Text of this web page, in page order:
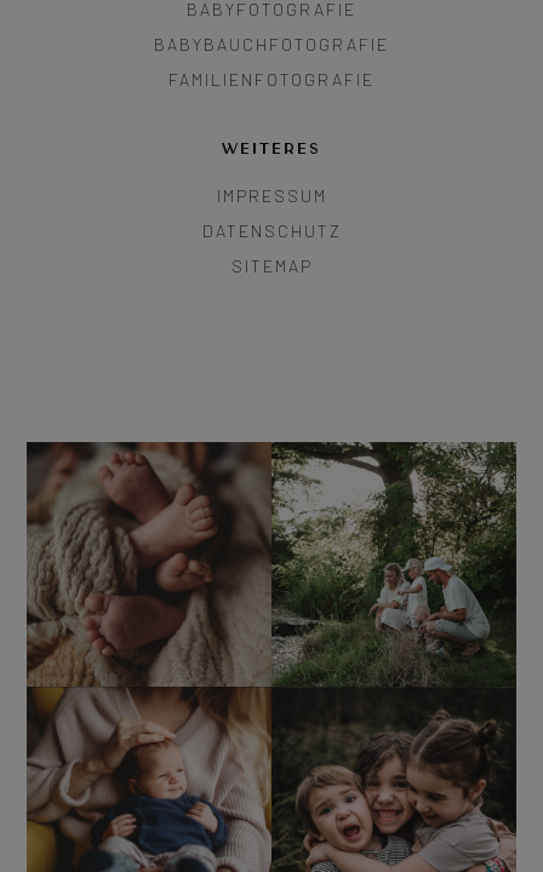
BABYFOTOGRAFIE
BABYBAUCHFOTOGRAFIE
FAMILIENFOTOGRAFIE
WEITERES
IMPRESSUM
DATENSCHUTZ
SITEMAP